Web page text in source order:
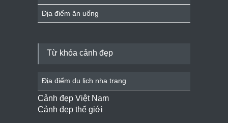
Địa điểm ăn uống
Từ khóa cảnh đẹp
Địa điểm du lịch nha trang
Cảnh đẹp Việt Nam
Cảnh đẹp thế giới